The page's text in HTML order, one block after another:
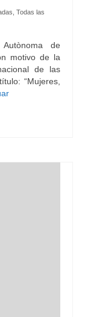
Todas las
de
motivo de la
de las
“Mujeres,